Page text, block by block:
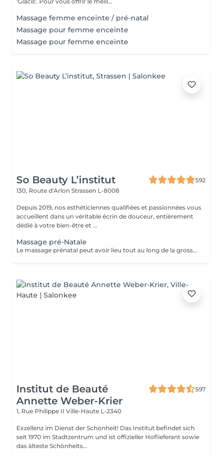
Massage femme enceinte / pré-natal
Massage pour femme enceinte
Massage pour femme enceinte
So Beauty L’institut
592
130, Route d'Arlon Strassen L-8008
Depuis 2019, nos esthéticiennes qualifiées et passionnées vous
accueillent dans un véritable écrin de douceur, entièrement
dédié à votre bien-être et ...
Massage pré-Natale
Le massage prénatal peut avoir lieu tout au long de la grossesse (dès 3 mois). Il a des vertus relaxantes et hydratantes et permet aussi d'améliorer les sensations de jambes lourdes et les petits maux de dos. Aucune contre-indication médicale n'existe.
Institut de Beauté
Annette Weber-Krier
597
1, Rue Philippe II Ville-Haute L-2340
Exzellenz im Dienst der Schönheit! Das Institut befindet sich
seit 1970 im Stadtzentrum und ist offizieller Hoflieferant sowie
das älteste Schönheits...